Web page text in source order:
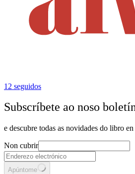
12 seguidos
Subscríbete ao noso
e descubre todas as novidades do libro
Non cubrir
Apúntome